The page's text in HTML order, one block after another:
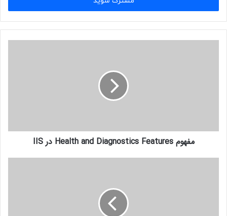
وارد
کنید
مفهوم Health and Diagnostics Features در IIS